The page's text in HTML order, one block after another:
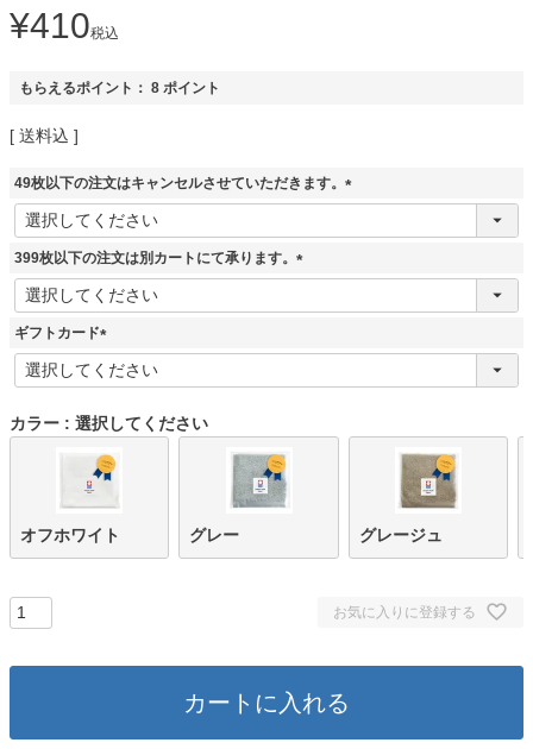
¥410税込
もらえるポイント： 8 ポイント
送料込
49枚以下の注文はキャンセルさせていただきます。
(
399枚以下の注文は別カートにて承ります。
(
ギフトカード
(
必
)
カラー 選択してください
オフホワイト グレー グレージュ
お気に入りに登録する
カートに入れる